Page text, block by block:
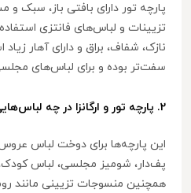
پارچه تور دارای بافتی باز، سبک
تزیینات و لباس‌های فانتزی استفاده
نازک، شفاف، براق و دارای آهار
سفت‌تر بوده و برای لباس‌های
2. پارچه تور و ارگانزا در چه لباس‌هایی کاربرد دارد؟
این پارچه‌ها برای دوخت لباس
پف‌دار، شومیز مجلسی، لباس
همچنین منسوجات تزیینی مانند